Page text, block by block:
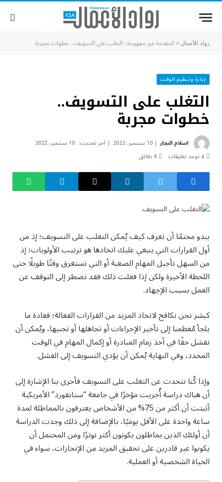
رواد الأعمال» المقدمة غير مفهومة.. التغلب على التسويف.. خطوات مجربة
إدارة وتنظيم الوقت
التغلب على التسويف..
خطوات مجربة
اسلام النجار 10 سبتمبر، 2022 آخر تحديث: 10 سبتمبر، 2022
لا توجد تعليقات
4 دقائق
يبدو محتمًا أن تعرف كيف يُمكن التغلب على التسويف؛ إذ من
أول القرارات التي ينبغي عليك اتخاذها هو ترتيب الأولويات؛ إذ
من السهل تأجيل المهام الصعبة أو التي تستغرق وقتًا طويلًا حتى
اللحظة الأخيرة ولكن إذا فعلت ذلك فقد تضطر إلى التوقف عن
العمل بسبب الإجهاد.
كبشر نحن نكافح لاتخاذ المزيد من القرارات الفعالة؛ فعادة ما
يلجأ مُعظمنا إلى تأخير الإجراءات أو تجاهلها أو تجنبها، ويُمكن أن
نفشل حقًا في أخذ زمام المبادرة أو إكمال المهام في الوقت
المحدد، وفي النهاية يُمكن أن يؤدي التسويف إلى الفشل.
وإذا كُنا نتحدث عن التغلب على التسويف فأحرى بنا الإشارة إلى
أن هناك دراسة أُجريت مؤخرًا في جامعة “ستانفورد” الأمريكية
أثبتت أن أكثر من 75% من الأشخاص يعترفون بالمماطلة لمدة
ساعة واحدة على الأقل يوميًا، بالإضافة إلى ذلك وجدت الدراسة
أن أولئك الذين يماطلون يكونون أكثر توترًا ومن المحتمل أن
يكونوا غير قادرين على تحقيق المزيد من الإنجازات، سواء في
الحياة الشخصية أو العملية.